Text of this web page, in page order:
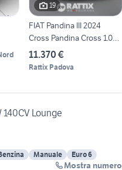
19
FIAT Pandina III 2024
Cross Pandina Cross 1.0
fire
11.370 €
Rattix Padova
Lounge
Manuale
Euro 6
Mostra numero